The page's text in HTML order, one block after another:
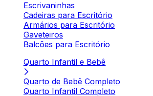
Escrivaninhas
Cadeiras para Escritório
Armários para Escritório
Gaveteiros
Balcões para Escritório
Quarto Infantil e Bebê
Quarto de Bebê Completo
Quarto Infantil Completo